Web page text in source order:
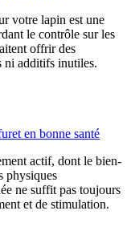
votre lapin est une
le contrôle sur les
offrir des
ni additifs inutiles.
en bonne santé
actif, dont le bien-
physiques
ne suffit pas toujours
et de stimulation.